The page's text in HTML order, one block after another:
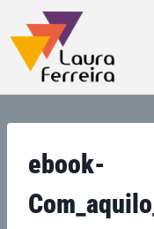
ebook-